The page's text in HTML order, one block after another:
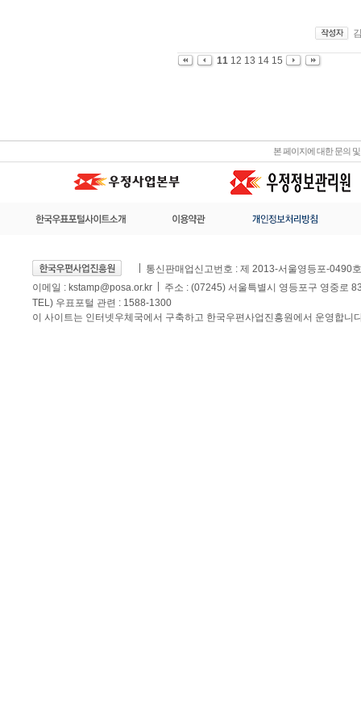
11 12 13 14 15
본 페이지에 대한 문의
통신판매업신고번호 : 제 2013-서울영등포-0490호
이메일 : kstamp@posa.or.kr
주소 : (07245) 서울특별시 영등포구 영중로
TEL) 우표포털 관련 : 1588-1300
이 사이트는 인터넷우체국에서 구축하고 한국우편사업진흥원에서 운영합니